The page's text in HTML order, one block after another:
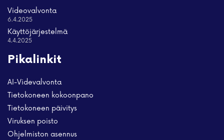
Videovalvonta
6.4.2025
Käyttöjärjestelmä
4.4.2025
Pikalinkit
AI-Videvalvonta
Tietokoneen kokoonpano
Tietokoneen päivitys
Viruksen poisto
Ohjelmiston asennus